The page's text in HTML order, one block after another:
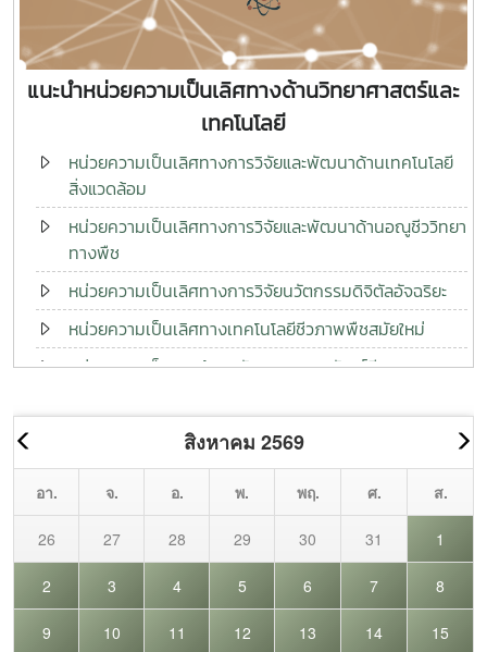
แนะนำหน่วยความเป็นเลิศทางด้านวิทยาศาสตร์และ
เทคโนโลยี
หน่วยความเป็นเลิศทางการวิจัยและพัฒนาด้านเทคโนโลยี
สิ่งแวดล้อม
หน่วยความเป็นเลิศทางการวิจัยและพัฒนาด้านอณูชีววิทยา
ทางพืช
หน่วยความเป็นเลิศทางการวิจัยนวัตกรรมดิจิตัลอัจฉริยะ
หน่วยความเป็นเลิศทางเทคโนโลยีชีวภาพพืชสมัยใหม่
หน่วยความเป็นเลิศด้านนวัตกรรมผลติภัณฑ์ชีวภาพและพิษ